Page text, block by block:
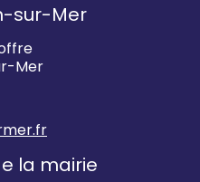
sur-Mer
Mer
la mairie